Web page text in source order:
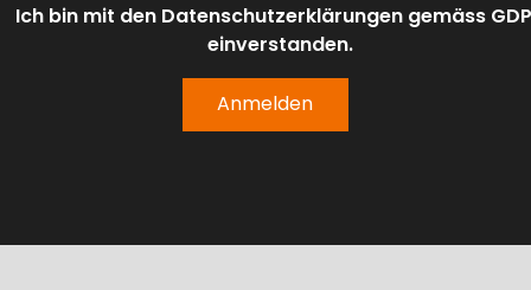
Ich bin mit den Datenschutzerklärungen gemäss
einverstanden.